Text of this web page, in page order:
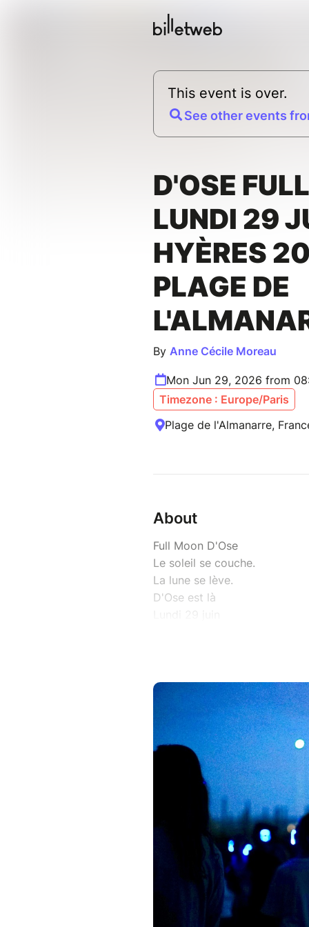
This event is over.
See other events
D'OSE
LUNDI 29
HYÈRES
PLAGE DE
By Anne Cécile Moreau
Mon Jun 29, 2026 from
Timezone : Europe/Paris
Plage de l'Almanarre,
About
Full Moon D'Ose
Le soleil se couche.
La lune se lève.
D'Ose est là
En plein air.
Méditation, yoga, danse
Casques sans fil.
Les pieds dans le sable.
20h45 – 22h15
Demandeur d'emploi 15€
Prévoir tapis ou couverture.
Une petite lampe extérieure
Réservation sobligatoires